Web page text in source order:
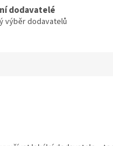
dodavatelé
výběr dodavatelů